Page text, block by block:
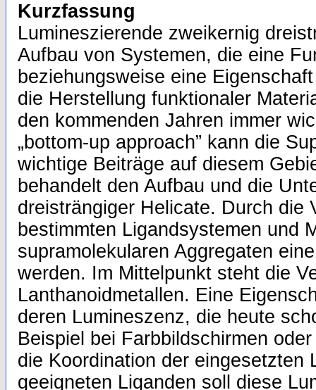
Kurzfassung
Lumineszierende zweikernig
Aufbau von Systemen, die eine
beziehungsweise eine
die Herstellung funktionaler
den kommenden Jahren immer
„bottom-up approach” kann die
wichtige Beiträge auf diesem
behandelt den Aufbau und die
dreisträngiger Helicate. Durch die
bestimmten Ligandsystemen und
supramolekularen Aggregaten
werden. Im Mittelpunkt steht die
Lanthanoidmetallen. Eine
deren Lumineszenz, die heute
Beispiel bei Farbbildschirmen
die Koordination der eingesetzten
geeigneten Liganden soll diese